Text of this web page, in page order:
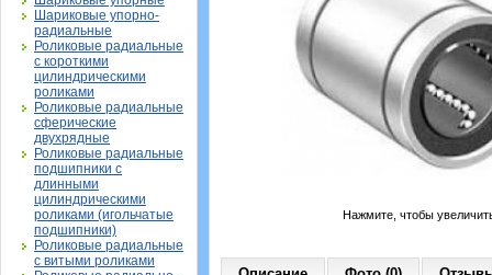
Шариковые упорно-
радиальные
Роликовые радиальные
с короткими
цилиндрическими
роликами
Роликовые радиальные
сферические
двухрядные
Роликовые радиальные
подшипники с
длинными
цилиндрическими
роликами (игольчатые
подшипники)
Роликовые радиальные
с витыми роликами
Нажмите, чтобы